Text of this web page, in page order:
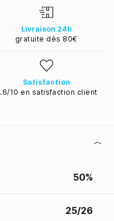
Livraison 24h
gratuite dès 80€
Satisfaction
10 en satisfaction client
50%
25/26